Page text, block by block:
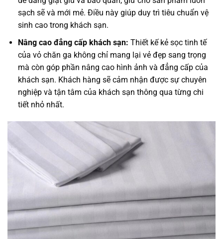
sạch sẽ và mới mẻ. Điều này giúp duy trì tiêu chuẩn vệ
sinh cao trong khách sạn.
Nâng cao đẳng cấp khách sạn: Thiết kế kẻ sọc tinh tế
của vỏ chăn ga không chỉ mang lại vẻ đẹp sang trọng
mà còn góp phần nâng cao hình ảnh và đẳng cấp của
khách sạn. Khách hàng sẽ cảm nhận được sự chuyên
nghiệp và tận tâm của khách sạn thông qua từng chi
tiết nhỏ nhất.